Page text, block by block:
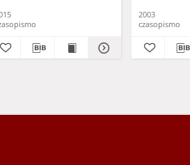
2003
czasopismo